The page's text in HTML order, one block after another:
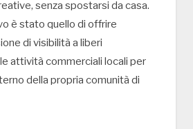
senza spostarsi da casa.
è stato quello di offrire
di visibilità a liberi
attività commerciali locali per
della propria comunità di